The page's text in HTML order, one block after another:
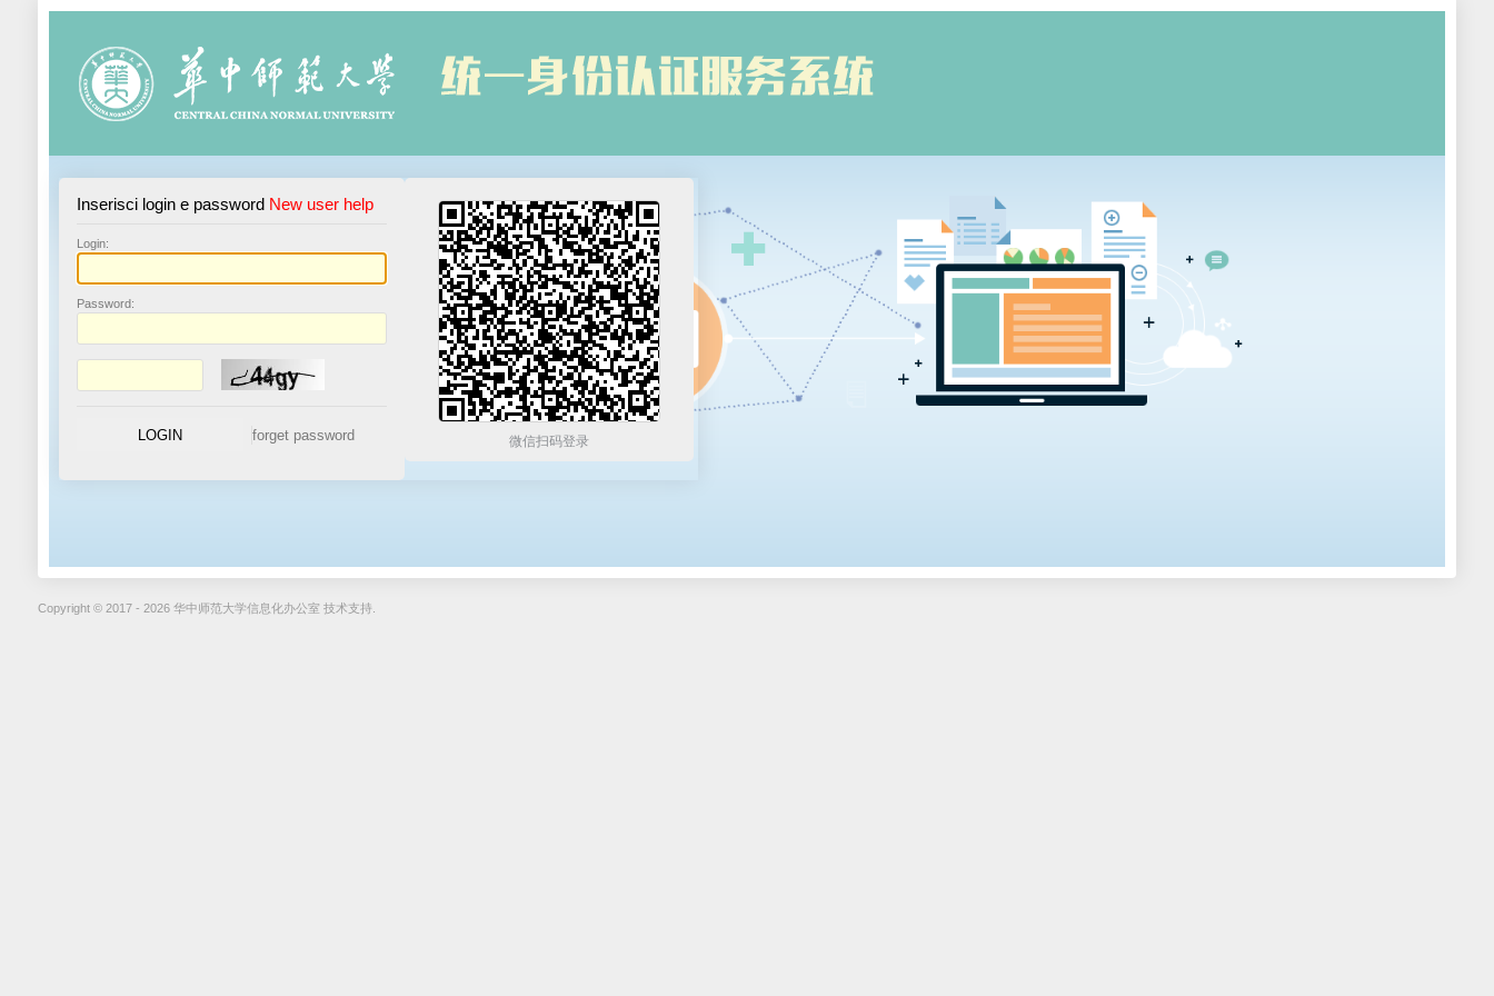
Inserisci login e password New user help
L ogin:
Password:
微信扫码登录
Copyright © 2017 - 2026 华中师范大学信息化办公室 技术支持.